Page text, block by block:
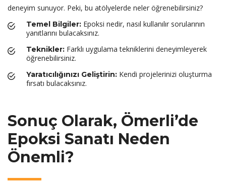
deneyim sunuyor. Peki, bu atölyelerde neler öğrenebilirsiniz?
Temel Bilgiler: Epoksi nedir, nasıl kullanılır sorularının
yanıtlarını bulacaksınız.
Teknikler: Farklı uygulama tekniklerini deneyimleyerek
öğrenebilirsiniz.
Yaratıcılığınızı Geliştirin: Kendi projelerinizi oluşturma
fırsatı bulacaksınız.
Sonuç Olarak, Ömerli’de
Epoksi Sanatı Neden
Önemli?